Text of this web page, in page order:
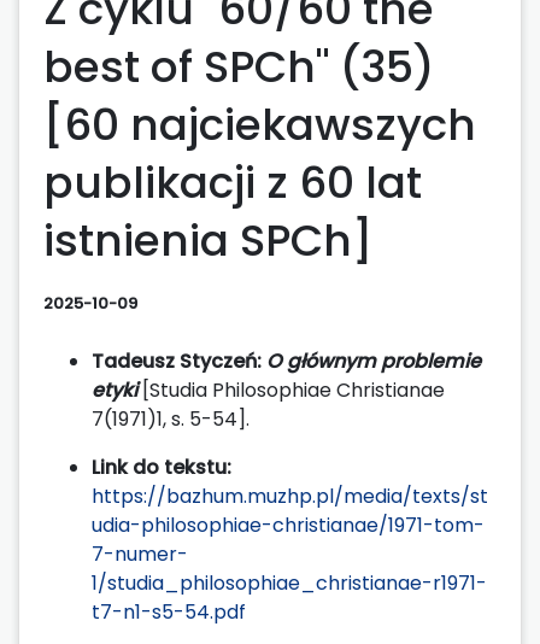
best of SPCh" (35)
[60 najciekawszych
publikacji z 60 lat
istnienia SPCh]
2025-10-09
Tadeusz Styczeń: O głównym problemie
etyki[Studia Philosophiae Christianae
7(1971)1, s. 5-54].
Link do tekstu:
https://bazhum.muzhp.pl/media/texts/st
udia-philosophiae-christianae/1971-tom-
7-numer-
1/studia_philosophiae_christianae-r1971-
t7-n1-s5-54.pdf